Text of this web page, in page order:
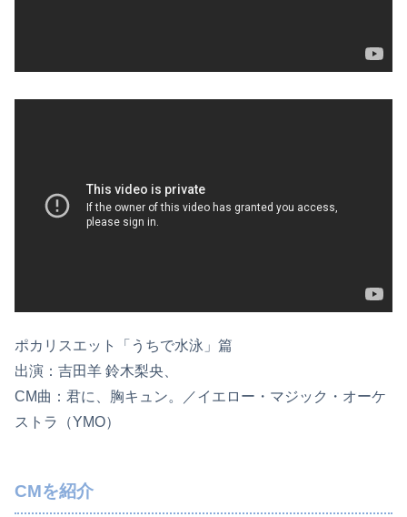
ポカリスエット「うちで水泳」篇
出演：吉田羊 鈴木梨央、
CM曲：君に、胸キュン。／イエロー・マジック・オーケ
ストラ（YMO）
CMを紹介